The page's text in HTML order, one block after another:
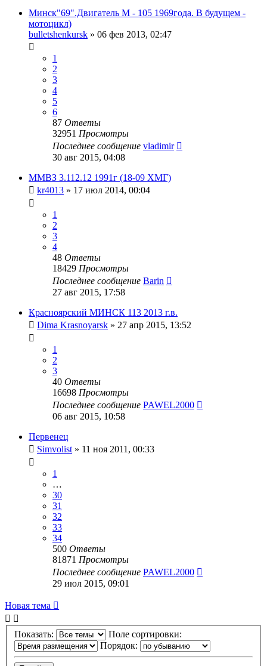
Минск"69".Двигатель М - 105 1969года. В будущем -
мотоцикл)
bulletshenkursk » 06 фев 2013, 02:47
1
2
3
4
5
6
87 Ответы
32951 Просмотры
Последнее сообщение vladimir
30 авг 2015, 04:08
ММВЗ 3.112.12 1991г (18-09 ХМГ)
kr4013 » 17 июл 2014, 00:04
1
2
3
4
48 Ответы
18429 Просмотры
Последнее сообщение Barin
27 авг 2015, 17:58
Красноярский МИНСК 113 2013 г.в.
Dima Krasnoyarsk » 27 апр 2015, 13:52
1
2
3
40 Ответы
16698 Просмотры
Последнее сообщение PAWEL2000
06 авг 2015, 10:58
Первенец
Simvolist » 11 ноя 2011, 00:33
1
…
30
31
32
33
34
500 Ответы
81871 Просмотры
Последнее сообщение PAWEL2000
29 июл 2015, 09:01
Новая тема
Показать:
Поле сортировки:
Порядок: